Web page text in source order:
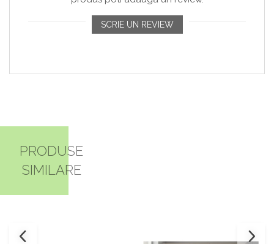
SCRIE UN REVIEW
PRODUSE
SIMILARE